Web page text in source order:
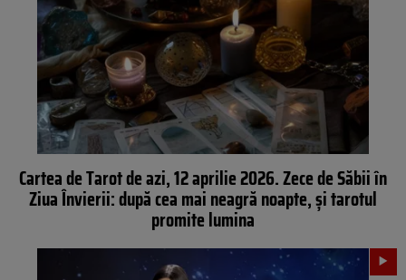
Cartea de Tarot de azi, 12 aprilie 2026. Zece de Săbii în
Ziua Învierii: după cea mai neagră noapte, și tarotul
promite lumina